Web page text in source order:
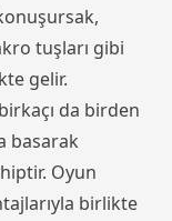
tuşları gibi
gelir.
da birden
basarak
Oyun
birlikte